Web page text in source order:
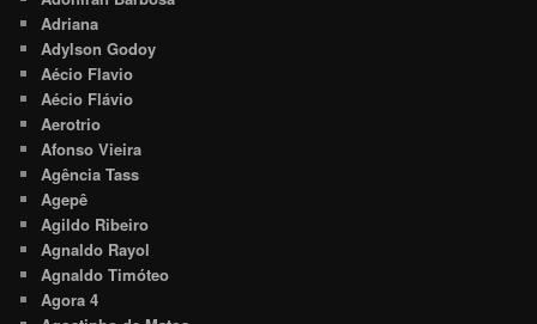
Adriana
Adylson Godoy
Aécio Flavio
Aécio Flávio
Aerotrio
Afonso Vieira
Agência Tass
Agepê
Agildo Ribeiro
Agnaldo Rayol
Agnaldo Timóteo
Agora 4